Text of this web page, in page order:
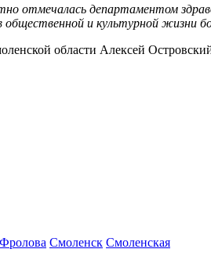
отмечалась департаментом
и культурной жизни
области Алексей
Смоленск Смоленская